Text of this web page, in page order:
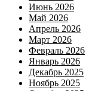
Июнь 2026
Май 2026
Апрель 2026
Март 2026
Февраль 2026
Январь 2026
Декабрь 2025
Ноябрь 2025